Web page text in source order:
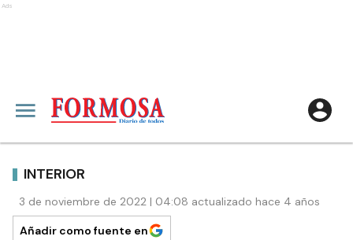
Ads
INTERIOR
3 de noviembre de 2022 | 04:08 actualizado hace 4 años
Añadir como fuente en